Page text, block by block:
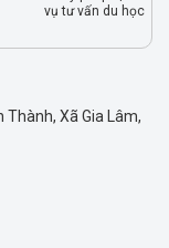
vụ tư vấn du học
Xã Gia Lâm,